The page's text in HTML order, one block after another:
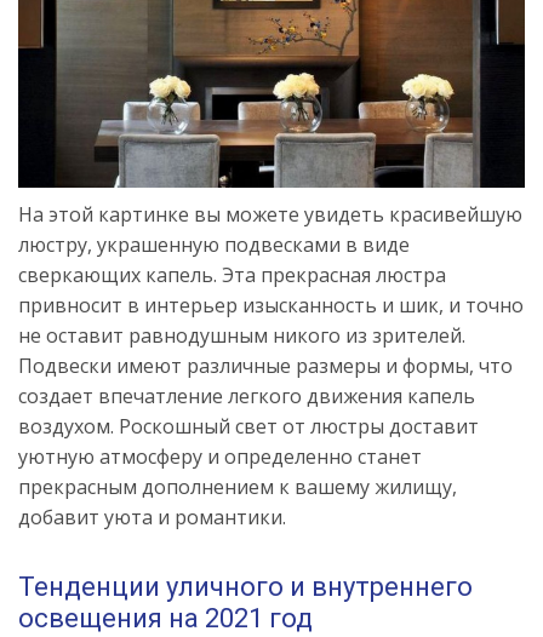
На этой картинке вы можете увидеть красивейшую
люстру, украшенную подвесками в виде
сверкающих капель. Эта прекрасная люстра
привносит в интерьер изысканность и шик, и точно
не оставит равнодушным никого из зрителей.
Подвески имеют различные размеры и формы, что
создает впечатление легкого движения капель
воздухом. Роскошный свет от люстры доставит
уютную атмосферу и определенно станет
прекрасным дополнением к вашему жилищу,
добавит уюта и романтики.
Тенденции уличного и внутреннего
освещения на 2021 год